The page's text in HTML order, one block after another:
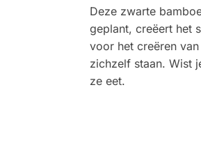
Deze zwarte
geplant, creëert het
voor het creëren
zichzelf staan. Wist
ze eet.